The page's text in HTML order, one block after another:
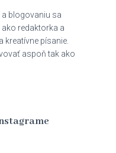
blogovaniu sa
redaktorka a
písanie.
aspoň tak ako